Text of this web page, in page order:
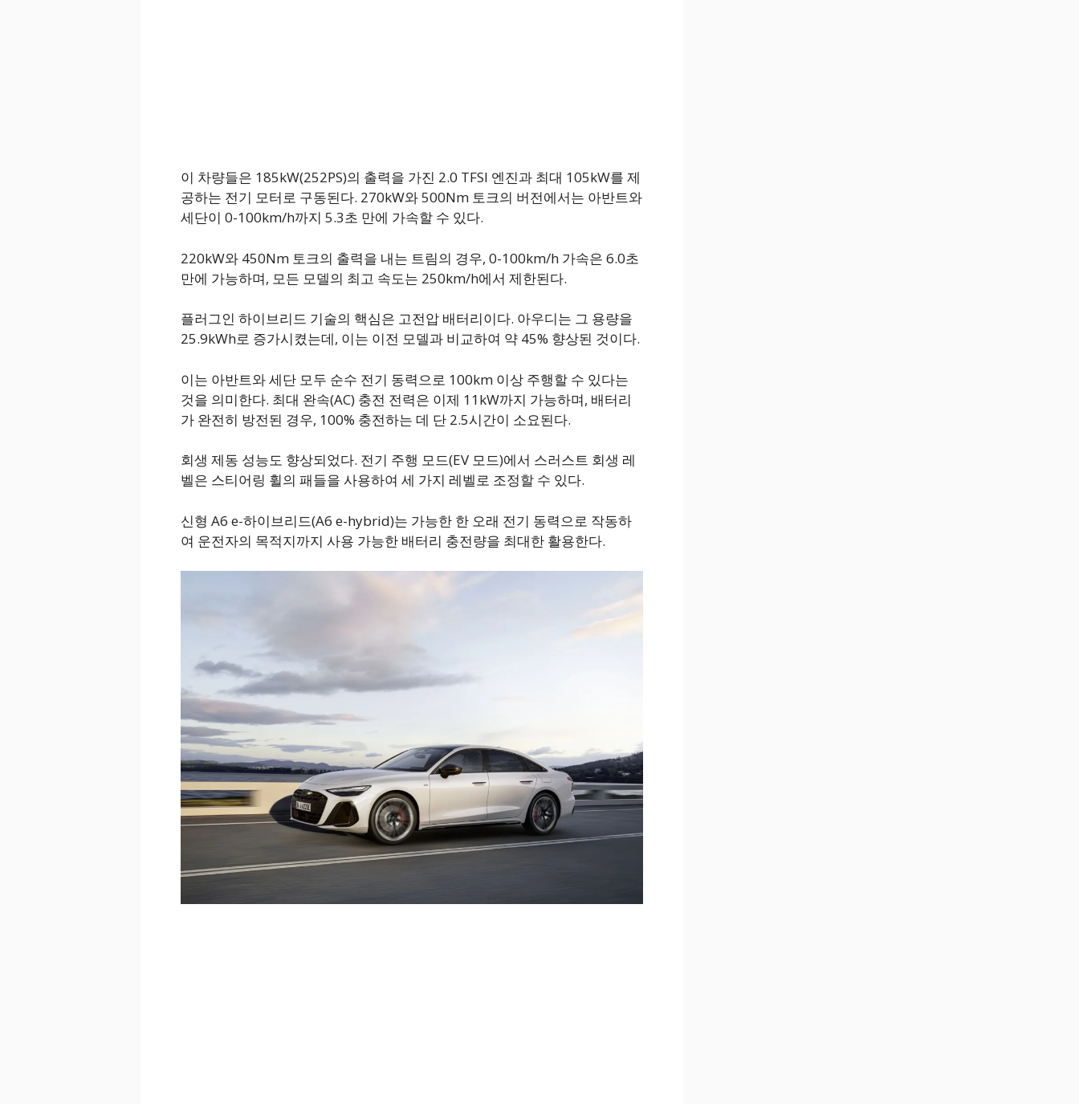
이 차량들은 185kW(252PS)의 출력을 가진 2.0 TFSI 엔진과 최대 105kW를 제
공하는 전기 모터로 구동된다. 270kW와 500Nm 토크의 버전에서는 아반트와
세단이 0-100km/h까지 5.3초 만에 가속할 수 있다.
220kW와 450Nm 토크의 출력을 내는 트림의 경우, 0-100km/h 가속은 6.0초
만에 가능하며, 모든 모델의 최고 속도는 250km/h에서 제한된다.
플러그인 하이브리드 기술의 핵심은 고전압 배터리이다. 아우디는 그 용량을
25.9kWh로 증가시켰는데, 이는 이전 모델과 비교하여 약 45% 향상된 것이다.
이는 아반트와 세단 모두 순수 전기 동력으로 100km 이상 주행할 수 있다는
것을 의미한다. 최대 완속(AC) 충전 전력은 이제 11kW까지 가능하며, 배터리
가 완전히 방전된 경우, 100% 충전하는 데 단 2.5시간이 소요된다.
회생 제동 성능도 향상되었다. 전기 주행 모드(EV 모드)에서 스러스트 회생 레
벨은 스티어링 휠의 패들을 사용하여 세 가지 레벨로 조정할 수 있다.
신형 A6 e-하이브리드(A6 e-hybrid)는 가능한 한 오래 전기 동력으로 작동하
여 운전자의 목적지까지 사용 가능한 배터리 충전량을 최대한 활용한다.